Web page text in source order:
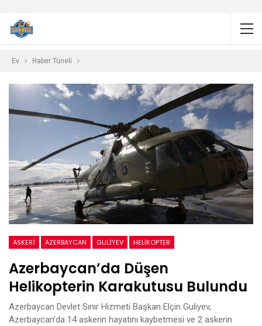
Ev Haber Tüneli
ASKERİ AZERBAYCAN GULİYEV HELIKOPTER
Azerbaycan’da Düşen
Helikopterin Karakutusu Bulundu
Azerbaycan Devlet Sınır Hizmeti Başkan Elçin Guliyev,
Azerbaycan’da 14 askerin hayatını kaybetmesi ve 2 askerin